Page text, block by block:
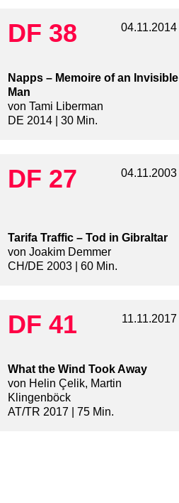
DF 38 04.11.2014
Napps – Memoire of an Invisible
Man
von Tami Liberman
DE 2014 | 30 Min.
DF 27 04.11.2003
Tarifa Traffic – Tod in Gibraltar
von Joakim Demmer
CH/DE 2003 | 60 Min.
DF 41 11.11.2017
What the Wind Took Away
von Helin Çelik, Martin
Klingenböck
AT/TR 2017 | 75 Min.